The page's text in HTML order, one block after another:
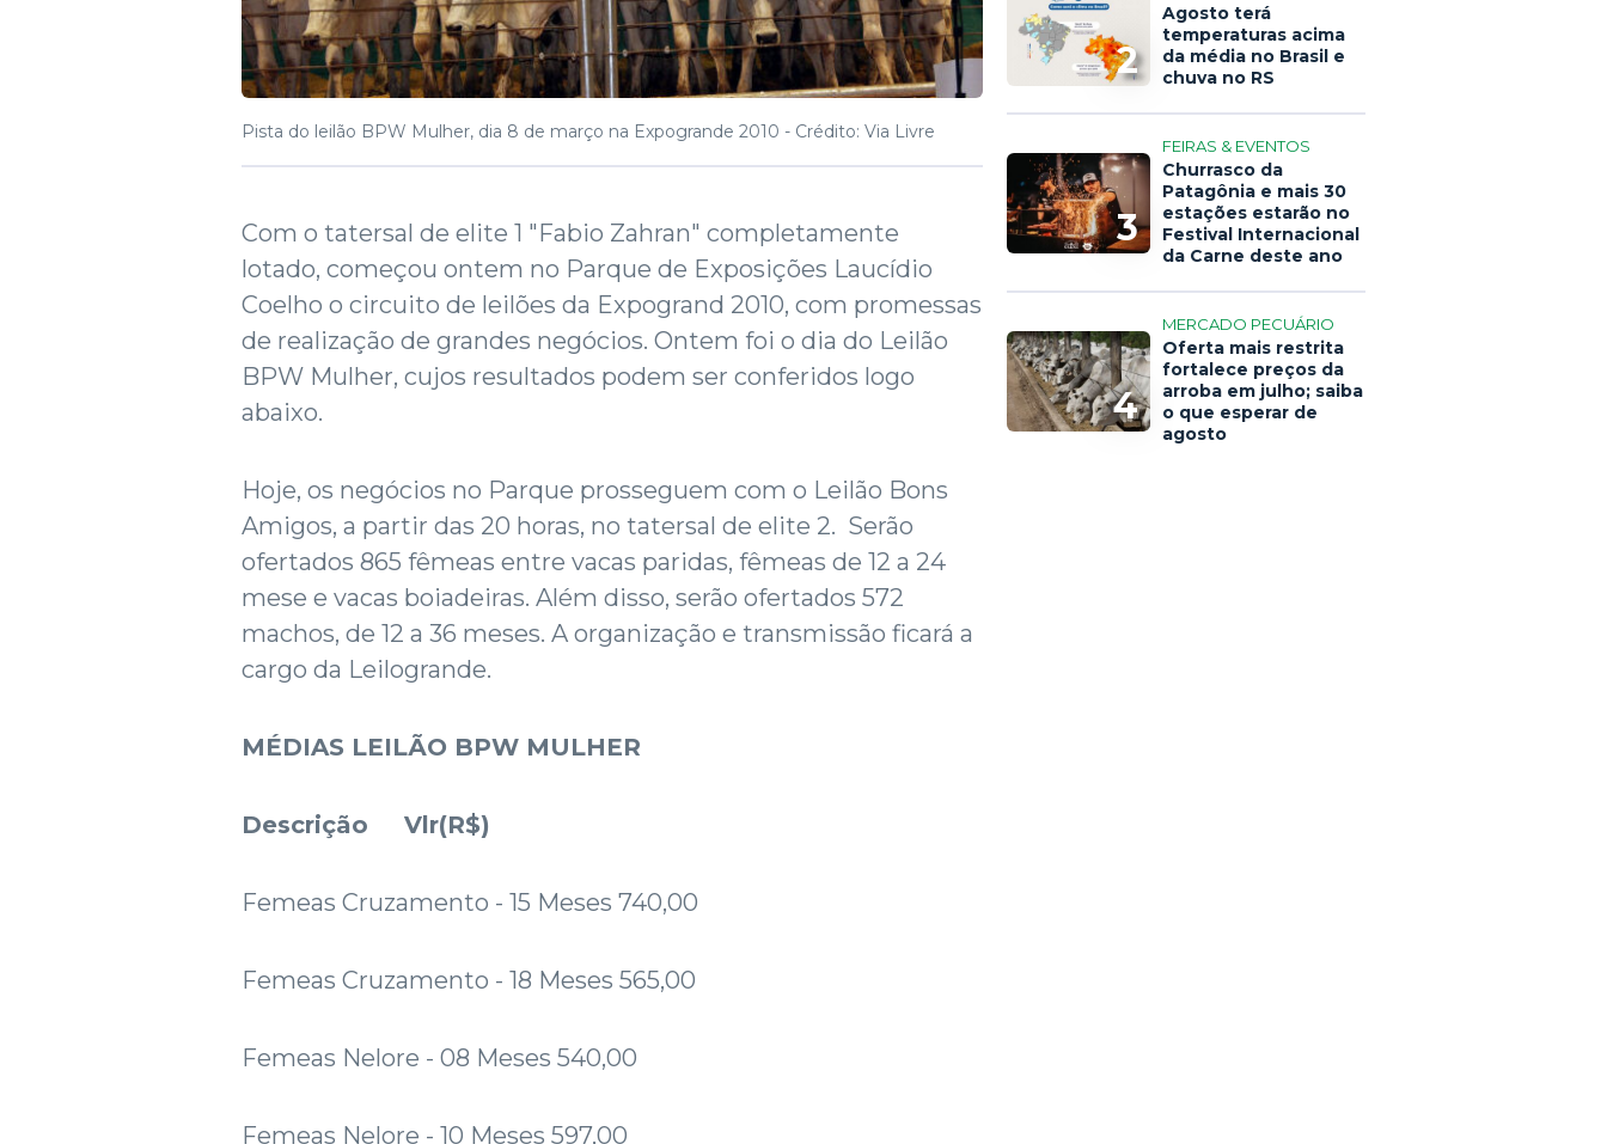
Pista do leilão BPW Mulher, dia 8 de março na Expogrande 2010 - Crédito: Via Livre
Com o tatersal de elite 1 "Fabio Zahran" completamente
lotado, começou ontem no Parque de Exposições Laucídio
Coelho o circuito de leilões da Expogrand 2010, com promessas
de realização de grandes negócios. Ontem foi o dia do Leilão
BPW Mulher, cujos resultados podem ser conferidos logo
abaixo.
Hoje, os negócios no Parque prosseguem com o Leilão Bons
Amigos, a partir das 20 horas, no tatersal de elite 2. Serão
ofertados 865 fêmeas entre vacas paridas, fêmeas de 12 a 24
mese e vacas boiadeiras. Além disso, serão ofertados 572
machos, de 12 a 36 meses. A organização e transmissão ficará a
cargo da Leilogrande.
MÉDIAS LEILÃO BPW MULHER
Descrição Vlr(R$)
Femeas Cruzamento - 15 Meses 740,00
Femeas Cruzamento - 18 Meses 565,00
Femeas Nelore - 08 Meses 540,00
Femeas Nelore - 10 Meses 597,00
2
Agosto terá
temperaturas acima
da média no Brasil e
chuva no RS
3
FEIRAS & EVENTOS
Churrasco da
Patagônia e mais 30
estações estarão no
Festival Internacional
da Carne deste ano
4
MERCADO PECUÁRIO
Oferta mais restrita
fortalece preços da
arroba em julho; saiba
o que esperar de
agosto